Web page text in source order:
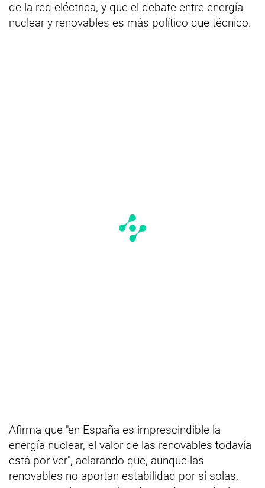
de la red eléctrica, y que el debate entre energía
nuclear y renovables es más político que técnico.
Afirma que "en España es imprescindible la
energía nuclear, el valor de las renovables todavía
está por ver", aclarando que, aunque las
renovables no aportan estabilidad por sí solas,